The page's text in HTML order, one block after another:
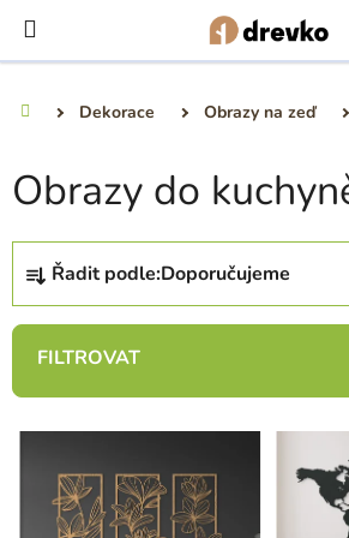
obsah
Dekorace Obrazy na zeď
Obrazy do
Ř
z
n
p
Řadit podle:Doporučujeme
V